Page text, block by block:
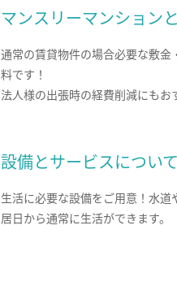
マンスリーマンション
通常の賃貸物件の場合必要な敷金
料です！
法人様の出張時の経費削減にもお
設備とサービスについて
生活に必要な設備をご用意！水
居日から通常に生活ができます。